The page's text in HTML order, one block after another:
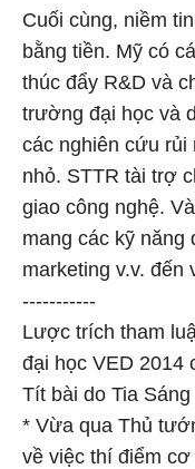
Cuối cùng, niềm
bằng tiền. Mỹ có
thúc đẩy R&D và
trường đại học và
các nghiên cứu rủi
nhỏ. STTR tài trợ
giao công nghệ.
mang các kỹ năng
marketing v.v. đến
-----------
Lược trích tham
đại học VED 2014
Tít bài do Tia Sáng
* Vừa qua Thủ
về việc thí điểm